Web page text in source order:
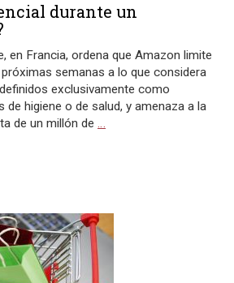
durante un
en Francia, ordena que Amazon limite
semanas a lo que considera
exclusivamente como
higiene o de salud, y amenaza a la
de un millón de …